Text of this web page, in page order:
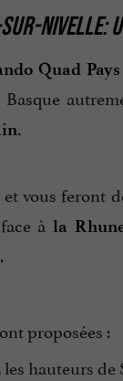
NIVELLE:
Quad
vous feront
face àla
.
proposées :
les hauteurs